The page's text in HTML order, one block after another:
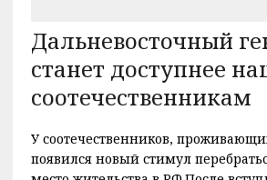
Дальневосточный
станет доступнее
соотечественникам
У соотечественников,
появился новый стимул